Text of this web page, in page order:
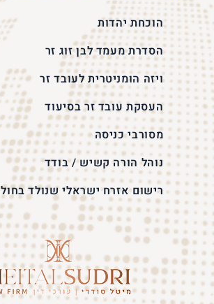
הוכחת יהדות
הסדרת מעמד לבן זוג זר
ויזה הומניטרית לעובד זר
העסקת עובד זר בסיעוד
מסורבי כניסה
נוהל הורה קשיש / בודד
רישום אזרח ישראלי שנולד בחול